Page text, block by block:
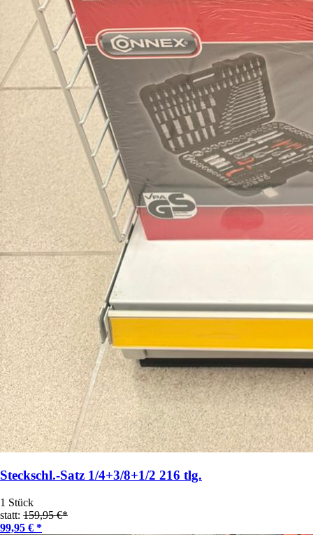
Steckschl.-Satz 1/4+3/8+1/2 216 tlg.
1 Stück
statt: 159,95 €*
99,95 € *